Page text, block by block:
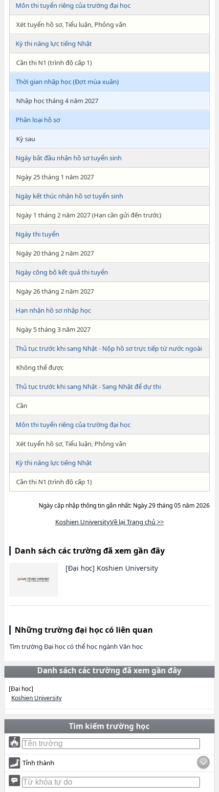
Môn thi tuyển riêng của trường đại học
Xét tuyển hồ sơ, Tiểu luận, Phỏng vấn
Kỳ thi năng lực tiếng Nhật
Cần thi N1 (trình độ cấp 1)
Thời gian nhập học (Đợt mùa xuân)
Nhập học tháng 4 năm 2027
Phân loại hồ sơ
Kỳ sau
Ngày bắt đầu nhận hồ sơ tuyển sinh
Ngày 25 tháng 1 năm 2027
Ngày kết thúc nhận hồ sơ tuyển sinh
Ngày 1 tháng 2 năm 2027 (Hạn cần gửi đến trước)
Ngày thi tuyển
Ngày 20 tháng 2 năm 2027
Ngày công bố kết quả thi tuyển
Ngày 26 tháng 2 năm 2027
Hạn nhận hồ sơ nhập học
Ngày 5 tháng 3 năm 2027
Thủ tục trước khi sang Nhật - Nộp hồ sơ trực tiếp từ nước ngoài
Không thể được
Thủ tục trước khi sang Nhật - Sang Nhật để dự thi
Cần
Môn thi tuyển riêng của trường đại học
Xét tuyển hồ sơ, Tiểu luận, Phỏng vấn
Kỳ thi năng lực tiếng Nhật
Cần thi N1 (trình độ cấp 1)
Ngày cập nhập thông tin gần nhất: Ngày 29 tháng 05 năm 2026
Koshien UniversityVề lại Trang chủ >>
Danh sách các trường đã xem gần đây
[Đại học] Koshien University
Những trường đại học có liên quan
Tìm trường Đại học có thể học ngành Văn học
Danh sách các trường đã xem gần đây
[Đại học]
Koshien University
Tìm kiếm trường học
Tỉnh thành